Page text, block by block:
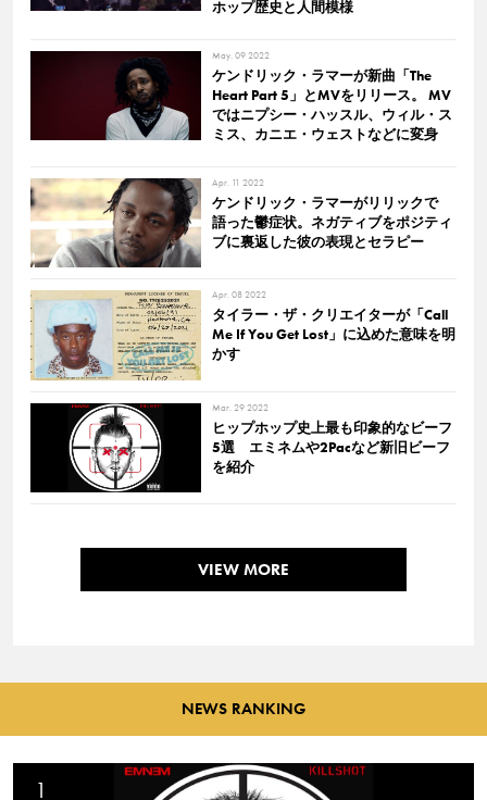
ホップ歴史と人間模様
May. 09 2022
ケンドリック・ラマーが新曲「The
Heart Part 5」とMVをリリース。 MV
ではニプシー・ハッスル、ウィル・ス
ミス、カニエ・ウェストなどに変身
Apr. 11 2022
ケンドリック・ラマーがリリックで
語った鬱症状。ネガティブをポジティ
ブに裏返した彼の表現とセラピー
Apr. 08 2022
タイラー・ザ・クリエイターが「Call
Me If You Get Lost」に込めた意味を明
かす
Mar. 29 2022
ヒップホップ史上最も印象的なビーフ
5選 エミネムや2Pacなど新旧ビーフ
を紹介
VIEW MORE
NEWS RANKING